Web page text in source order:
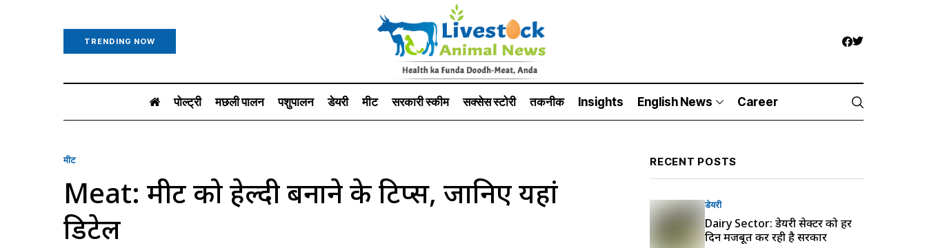
TRENDING NOW
पोल्ट्री मछली पालन पशुपालन डेयरी मीट सरकारी स्की‍म सक्सेस स्टो‍री तकनीक Insights English News Career
मीट
Meat: मीट को हेल्दी बनाने के टिप्स, जानिए यहां
डिटेल
RECENT POSTS
डेयरी
Dairy Sector: डेयरी सेक्टर को हर
दिन मजबूत कर रही है सरकार